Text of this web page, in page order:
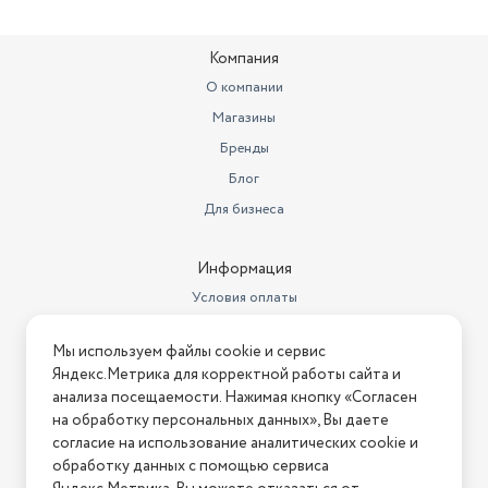
16.04.2029
Компания
О компании
Магазины
Бренды
Блог
Для бизнеса
Информация
Условия оплаты
Условия возврата
Нашли ошибку на сайте? Напишите нам
2026 © Интернет-магазин "АстМаркет". У нас есть всё!
Мы используем файлы cookie и сервис
Яндекс.Метрика для корректной работы сайта и
анализа посещаемости. Нажимая кнопку «Согласен
на обработку персональных данных», Вы даете
согласие на использование аналитических cookie и
обработку данных с помощью сервиса